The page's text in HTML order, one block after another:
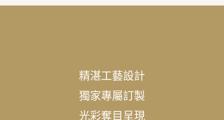
精湛工藝設計
獨家專屬訂製
光彩奪目呈現